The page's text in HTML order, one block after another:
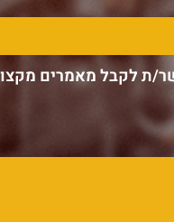
ת לקבל מאמרים